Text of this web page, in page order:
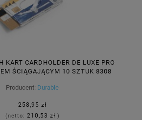
KART CARDHOLDER DE LUXE PRO
ŚCIĄGAJĄCYM 10 SZTUK 8308
Producent: Durable
258,95 zł
(netto: 210,53 zł )